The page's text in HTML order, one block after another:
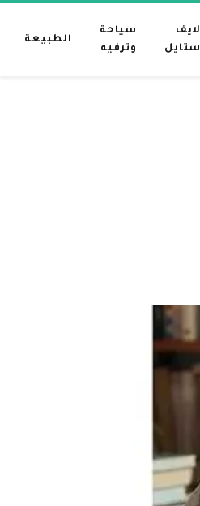
لايف
ستايل
سياحة
وترفيه
الطبيعة